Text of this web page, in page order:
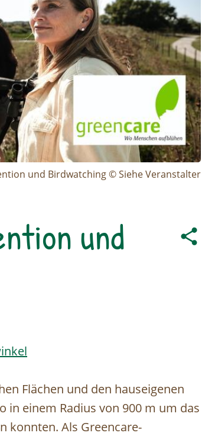
und Birdwatching © Siehe Veranstalter
und
Flächen und den hauseigenen
in einem Radius von 900 m um das
konnten. Als Greencare-